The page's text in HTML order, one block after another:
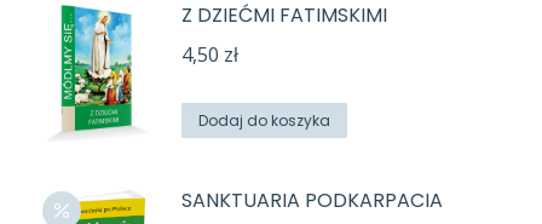
Z DZIEĆMI FATIMSKIMI
4,50 zł
Dodaj do koszyka
SANKTUARIA PODKARPACIA